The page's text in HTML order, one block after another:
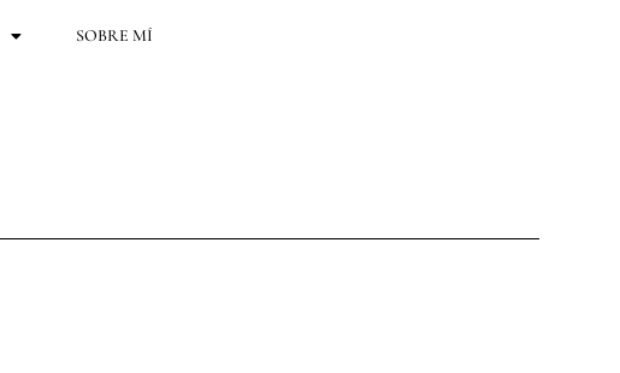
SOBRE MÍ